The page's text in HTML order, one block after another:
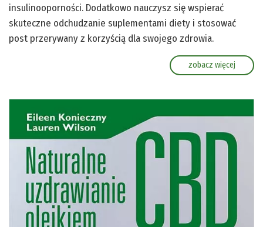
insulinooporności. Dodatkowo nauczysz się wspierać
skuteczne odchudzanie suplementami diety i stosować
post przerywany z korzyścią dla swojego zdrowia.
zobacz więcej